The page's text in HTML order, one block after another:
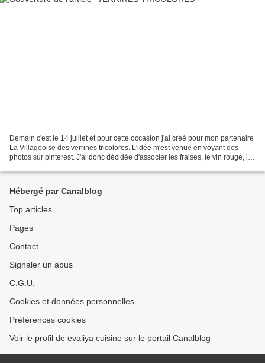
Demain c'est le 14 juillet et pour cette occasion j'ai créé pour mon partenaire
La Villageoise des verrines tricolores. L'idée m'est venue en voyant des
photos sur pinterest. J'ai donc décidée d'associer les fraises, le vin rouge, la
Hébergé par Canalblog
Top articles
Pages
Contact
Signaler un abus
C.G.U.
Cookies et données personnelles
Préférences cookies
Voir le profil de evaliya cuisine sur le portail Canalblog